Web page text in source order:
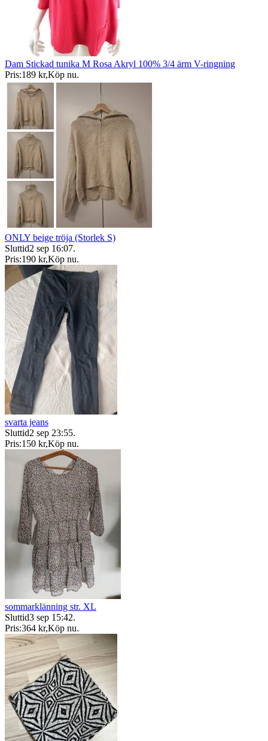
Dam Stickad tunika M Rosa Akryl 100% 3/4 ärm V-ringning
Pris:189 kr,Köp nu.
ONLY beige tröja (Storlek S)
Sluttid2 sep 16:07.
Pris:190 kr,Köp nu.
svarta jeans
Sluttid2 sep 23:55.
Pris:150 kr,Köp nu.
sommarklänning str. XL
Sluttid3 sep 15:42.
Pris:364 kr,Köp nu.